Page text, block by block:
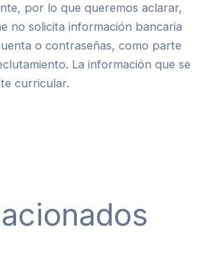
por lo que queremos aclarar,
no solicita información bancaria
o contraseñas, como parte
La información que se
curricular.